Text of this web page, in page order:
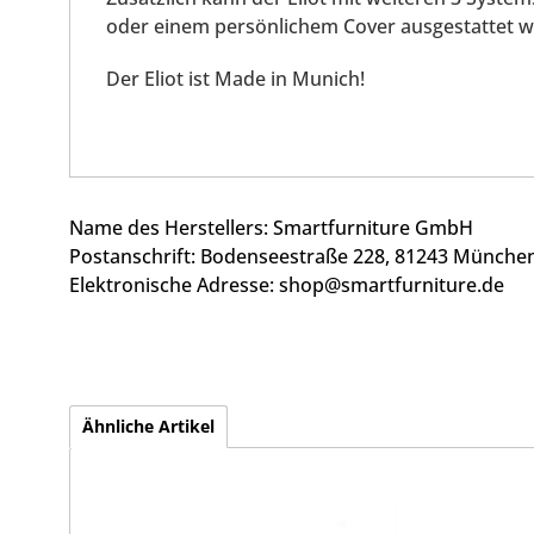
oder einem persönlichem Cover ausgestattet
Der Eliot ist Made in Munich!
Name des Herstellers:Smartfurniture GmbH
Postanschrift: Bodenseestraße 228, 81243
Elektronische Adresse: shop@smartfurniture.de
Ähnliche Artikel